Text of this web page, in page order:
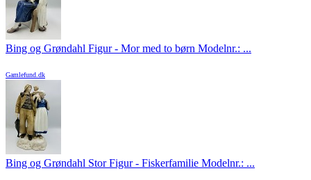
Bing og Grøndahl Figur - Mor med to børn Modelnr.: ...
Gamlefund.dk
Bing og Grøndahl Stor Figur - Fiskerfamilie Modelnr.: ...